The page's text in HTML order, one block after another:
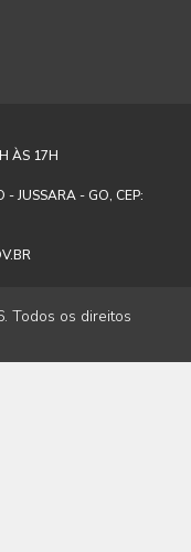
ÀS 17H
- JUSSARA - GO, CEP:
Todos os direitos